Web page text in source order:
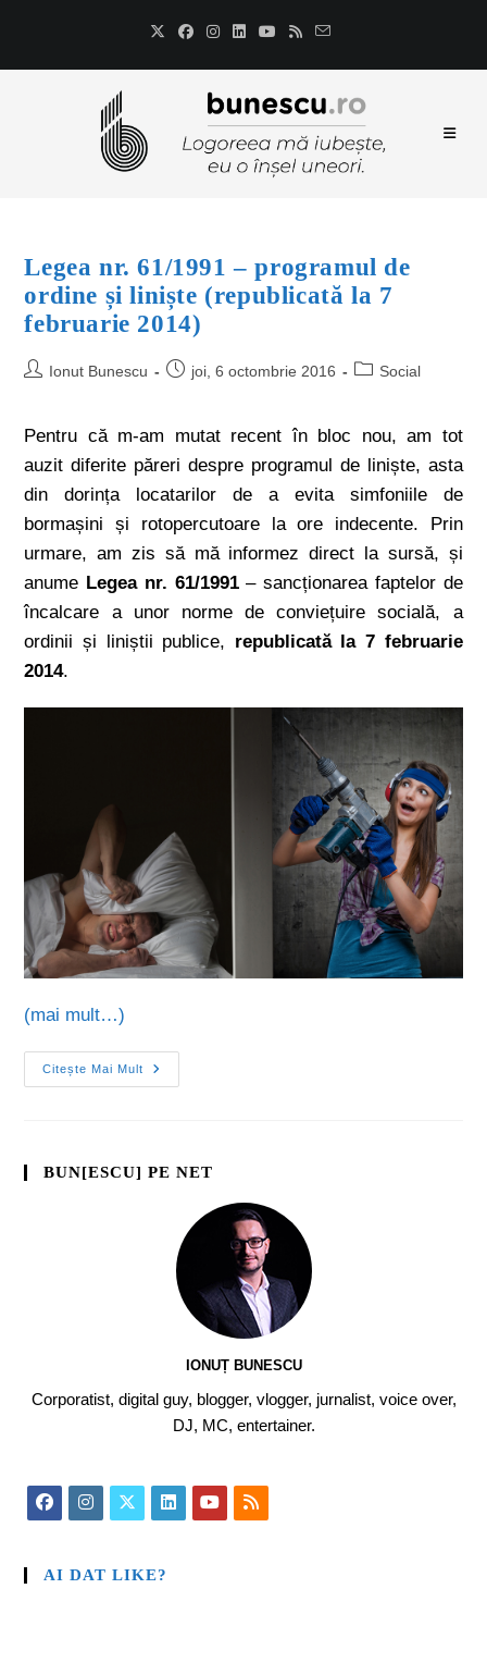
Legea nr. 61/1991 – programul de
ordine și liniște (republicată la 7
februarie 2014)
Ionut Bunescu joi, 6 octombrie 2016 Social
Pentru că m-am mutat recent în bloc nou, am tot
auzit diferite păreri despre programul de liniște, asta
din dorința locatarilor de a evita simfoniile de
bormașini și rotopercutoare la ore indecente. Prin
urmare, am zis să mă informez direct la sursă, și
anume Legea nr. 61/1991– sancționarea faptelor de
încalcare a unor norme de conviețuire socială, a
ordinii și liniștii publice, republicată la 7 februarie
2014.
(mai mult…)
Citește Mai Mult
BUN[ESCU] PE NET
IONUȚ BUNESCU
Corporatist, digital guy, blogger, vlogger, jurnalist, voice over,
DJ, MC, entertainer.
AI DAT LIKE?